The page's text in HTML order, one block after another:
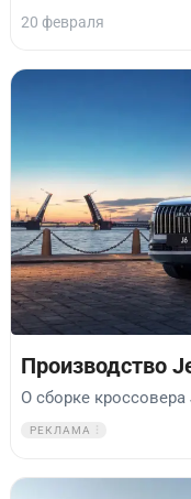
20 февраля
Производство
О сборке кроссовера
РЕКЛАМА